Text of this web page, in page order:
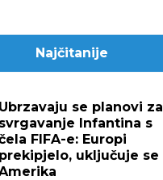
Najčitanije
Ubrzavaju se planovi za
svrgavanje Infantina s
FIFA-e: Europi
prekipjelo, uključuje se